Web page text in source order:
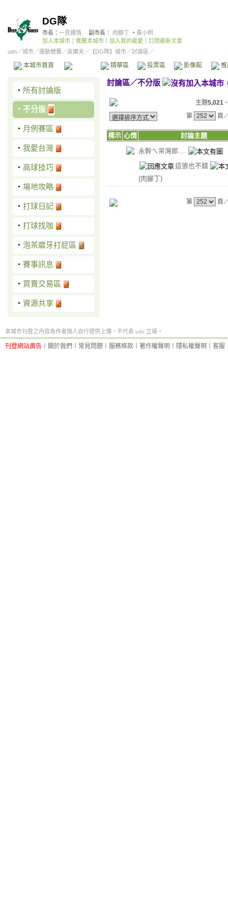
DG隊
市長： 一見鍾情 副市長： 肉腳丁 、 黃小明
加入本城市
推薦本城市 加入我的最愛
訂閱最新文章
udn／城市／運動競賽／高爾夫／ 【DG隊】城市／討論區／
本城市首頁 精華區 投票區 影像館
‧ 所有討論版
‧ 不分版
‧ 月例賽區
‧ 我愛台灣
‧ 高球技巧
‧ 場地攻略
‧ 打球日記
‧ 打球找咖
‧ 泡茶磨牙打屁區
‧ 賽事訊息
‧ 買賣交易區
‧ 資源共享
討論區／不分版
主題5,021
第
頁
標示 心情
討論主題
永幹ㄟ呆灣郎....
這張也不錯
(肉腳丁)
第 頁
本城市刊登之內容為作者個人自行提供上傳，不代表 udn 立場。
刊登網站廣告 關於我們 常見問題 服務條款 著作權聲明 隱私權聲明 客服